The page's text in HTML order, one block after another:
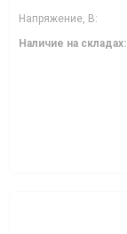
Напряжение, В:
Наличие на складах: